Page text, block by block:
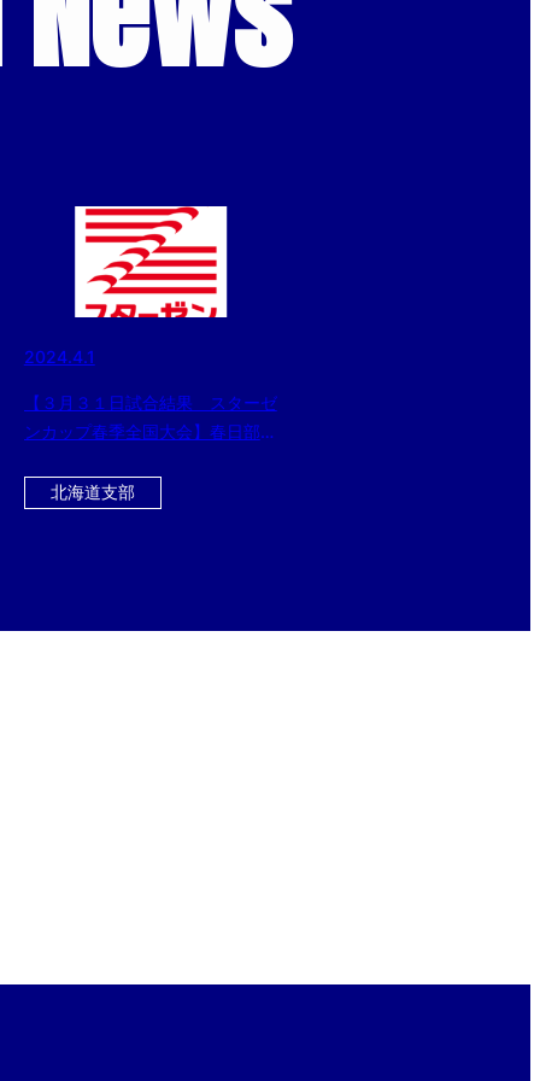
2024.4.1
【３月３１日試合結果 スターゼ
ンカップ春季全国大会】春日部ボ
ーイズ（小学部）が優勝！！
北海道支部